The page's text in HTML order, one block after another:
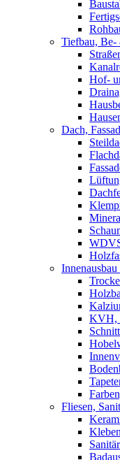
Tiefbau, Be-
Hof-
Dach,
KVH,
Fliesen,